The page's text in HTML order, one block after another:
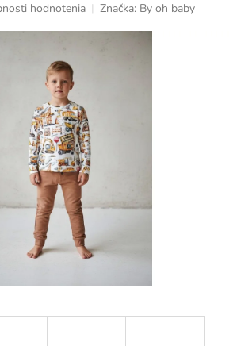
hodnotenia Značka: By oh baby